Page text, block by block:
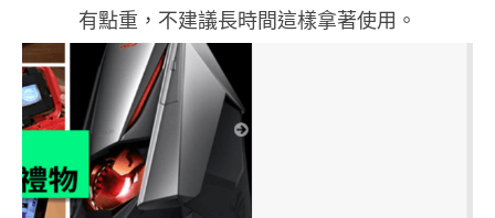
有點重，不建議長時間這樣拿著使用。